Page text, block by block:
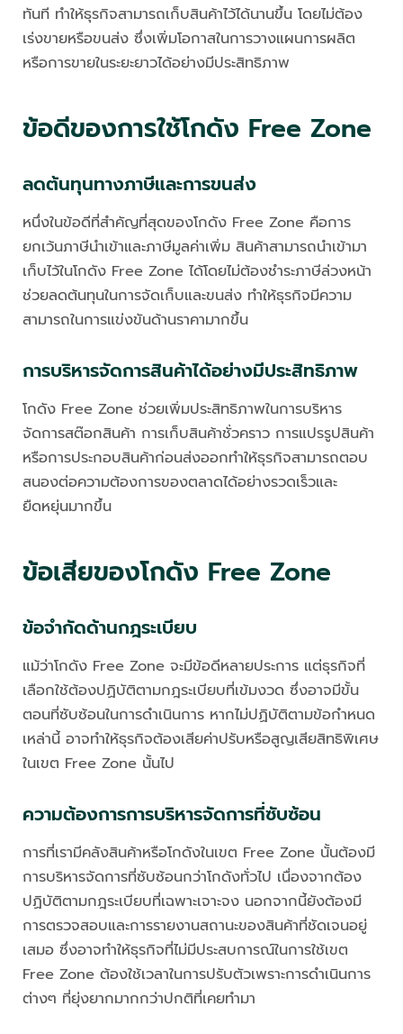
ทันที ทำให้ธุรกิจสามารถเก็บสินค้าไว้ได้นานขึ้น โดยไม่ต้อง
เร่งขายหรือขนส่ง ซึ่งเพิ่มโอกาสในการวางแผนการผลิต
หรือการขายในระยะยาวได้อย่างมีประสิทธิภาพ
ข้อดีของการใช้โกดัง Free Zone
ลดต้นทุนทางภาษีและการขนส่ง
หนึ่งในข้อดีที่สำคัญที่สุดของโกดัง Free Zone คือการ
ยกเว้นภาษีนำเข้าและภาษีมูลค่าเพิ่ม สินค้าสามารถนำเข้ามา
เก็บไว้ในโกดัง Free Zone ได้โดยไม่ต้องชำระภาษีล่วงหน้า
ช่วยลดต้นทุนในการจัดเก็บและขนส่ง ทำให้ธุรกิจมีความ
สามารถในการแข่งขันด้านราคามากขึ้น
การบริหารจัดการสินค้าได้อย่างมีประสิทธิภาพ
โกดัง Free Zone ช่วยเพิ่มประสิทธิภาพในการบริหาร
จัดการสต๊อกสินค้า การเก็บสินค้าชั่วคราว การแปรรูปสินค้า
หรือการประกอบสินค้าก่อนส่งออกทำให้ธุรกิจสามารถตอบ
สนองต่อความต้องการของตลาดได้อย่างรวดเร็วและ
ยืดหยุ่นมากขึ้น
ข้อเสียของโกดัง Free Zone
ข้อจำกัดด้านกฎระเบียบ
แม้ว่าโกดัง Free Zone จะมีข้อดีหลายประการ แต่ธุรกิจที่
เลือกใช้ต้องปฏิบัติตามกฎระเบียบที่เข้มงวด ซึ่งอาจมีขั้น
ตอนที่ซับซ้อนในการดำเนินการ หากไม่ปฏิบัติตามข้อกำหนด
เหล่านี้ อาจทำให้ธุรกิจต้องเสียค่าปรับหรือสูญเสียสิทธิพิเศษ
ในเขต Free Zone นั้นไป
ความต้องการการบริหารจัดการที่ซับซ้อน
การที่เรามีคลังสินค้าหรือโกดังในเขต Free Zone นั้นต้องมี
การบริหารจัดการที่ซับซ้อนกว่าโกดังทั่วไป เนื่องจากต้อง
ปฏิบัติตามกฎระเบียบที่เฉพาะเจาะจง นอกจากนี้ยังต้องมี
การตรวจสอบและการรายงานสถานะของสินค้าที่ชัดเจนอยู่
เสมอ ซึ่งอาจทำให้ธุรกิจที่ไม่มีประสบการณ์ในการใช้เขต
Free Zone ต้องใช้เวลาในการปรับตัวเพราะการดำเนินการ
ต่างๆ ที่ยุ่งยากมากกว่าปกติที่เคยทำมา